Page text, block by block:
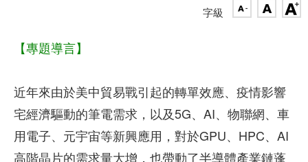
字級
【專題導言】
近年來由於美中貿易戰引起的轉單效應、疫情影響
宅經濟驅動的筆電需求，以及5G、AI、物聯網、車
用電子、元宇宙等新興應用，對於GPU、HPC、AI
高階晶片的需求量大增，也帶動了半導體產業鏈蓬